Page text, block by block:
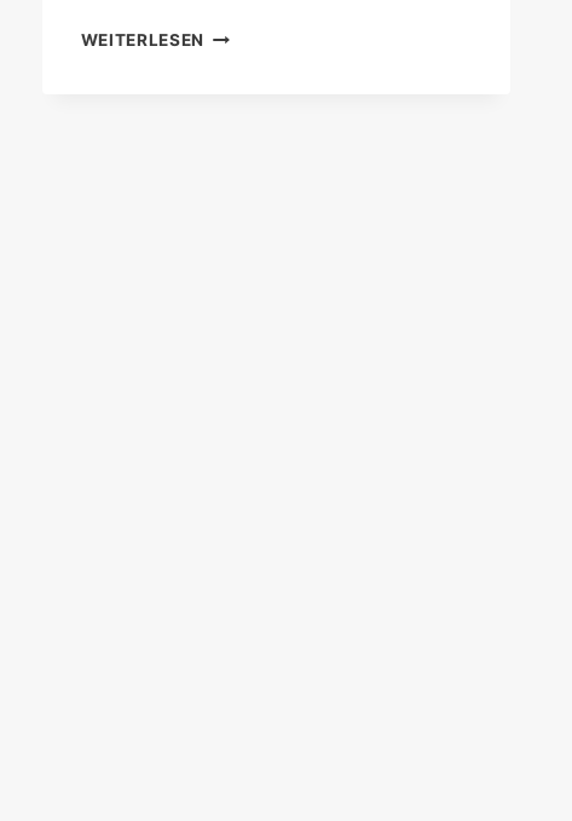
WEITERLESEN ERSCHÜTTERUNGEN